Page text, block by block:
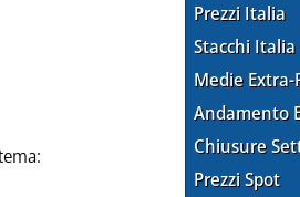
Prezzi Italia
Stacchi Italia
Medie Extra-
Andamento
Chiusure
Prezzi Spot